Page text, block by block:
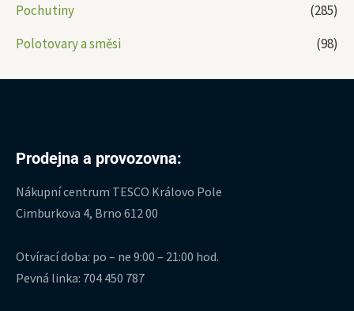
Pochutiny
(285)
Polotovary a směsi
(98)
Prodejna a provozovna:
Nákupní centrum TESCO Královo Pole
Cimburkova 4, Brno 612 00
Otvírací doba: po – ne 9:00 – 21:00 hod.
Pevná linka: 704 450 787